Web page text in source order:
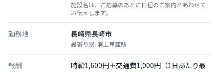
施設名は、ご応募のあとに日程のご案内とあわせて
お伝えします。
勤務地 長崎県長崎市
最寄り駅: 浦上車庫駅
報酬
時給1,600円＋交通費1,000円（1日あたり最